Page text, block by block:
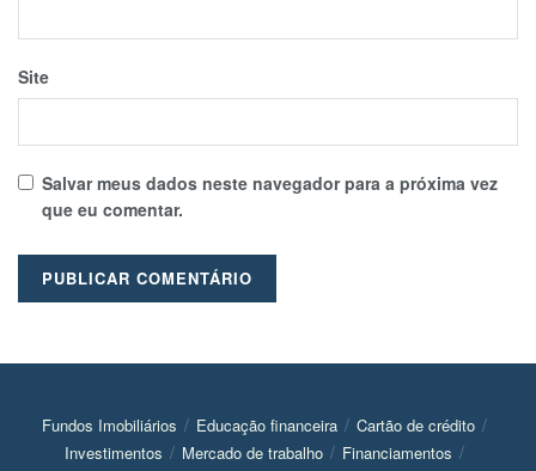
Site
Salvar meus dados neste navegador para a próxima vez
que eu comentar.
Fundos Imobiliários Educação financeira
Cartão de crédito
Investimentos
Mercado de trabalho
Financiamentos